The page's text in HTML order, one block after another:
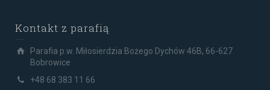
Kontakt z parafią
Parafia p.w. Miłosierdzia Bożego Dychów 46B, 66-627
Bobrowice
+48 68 383 11 66